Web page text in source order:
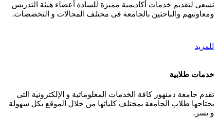
نسعى لتقديم خدمات أكاديمية مميزة للسادة أعضاء هيئة التدريس
ومعاونيهم والباحثين بالجامعة فى مختلف المجالات و التخصصات.
للمزيد
خدمات طلابية
تقدم جامعة دمنهور كافة الخدمات المعلوماتية و الإلكترونية التى
يحتاجها طلاب الجامعة بمختلف كلياتها من خلال الموقع بكل سهولة
و يسر.